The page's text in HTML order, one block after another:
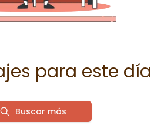
para este día
Buscar más